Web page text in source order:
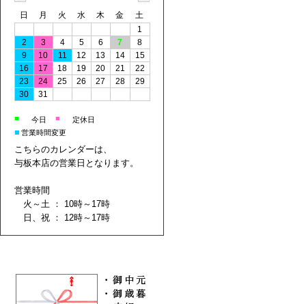
日 月 火 水 木 金
土
1
2
3 4 5 6 7
8
9
10 11 12 13 14
15
16
17 18 19 20 21
22
23
24 25 26 27 28
29
30
31
■ 今日 ■ 定休日
■ 営業時間変更
こちらのカレンダーは、
与板本店の営業日となります。
営業時間
火～土 ： 10時～17時
日、祝 ： 12時～17時